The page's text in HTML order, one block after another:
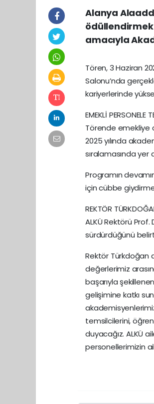
Alanya
amacıyla
Tören, 3 Haziran
Salonu’nda
kariyerlerinde
EMEKLİ PERSONELE
Törende emekliye
2025 yılında
sıralamasında
Programın
için cübbe
REKTÖR
ALKÜ Rektörü
sürdürdüğünü
Rektör Türkdoğan
değerlerimiz
başarıyla
gelişimine katkı
temsilcilerini,
duyacağız. ALKÜ
personellerimizin